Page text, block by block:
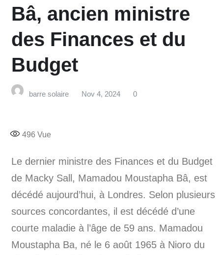
Bâ, ancien ministre
des Finances et du
Budget
barre solaire Nov 4, 2024 0
496 Vue
Le dernier ministre des Finances et du Budget
de Macky Sall, Mamadou Moustapha Bâ, est
décédé aujourd’hui, à Londres. Selon plusieurs
sources concordantes, il est décédé d’une
courte maladie à l’âge de 59 ans. Mamadou
Moustapha Ba, né le 6 août 1965 à Nioro du